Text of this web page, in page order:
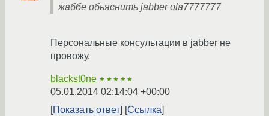
жаббе обьяснить jabber ola7777777
Персональные консультации в jabber не
провожу.
blackst0ne ★★★★★
05.01.2014 02:14:04 +00:00
Показать ответ
Ссылка